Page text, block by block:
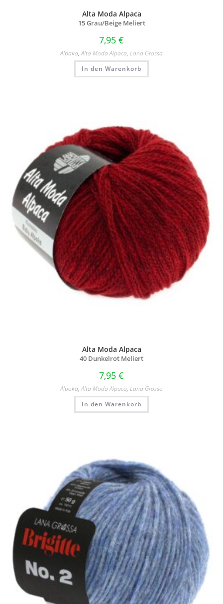
Alta Moda Alpaca
15 Grau/Beige Meliert
7,95 €
Alpaka,Alta Moda Alpaca, Lana Grossa
In den Warenkorb
Alta Moda Alpaca
40 Dunkelrot Meliert
7,95 €
Alpaka,Alta Moda Alpaca, Lana Grossa
In den Warenkorb